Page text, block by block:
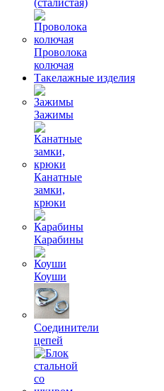
(сталистая)
Проволока
колючая
Такелажные изделия
Зажимы
Канатные
замки,
крюки
Карабины
Коуши
Соединители
цепей